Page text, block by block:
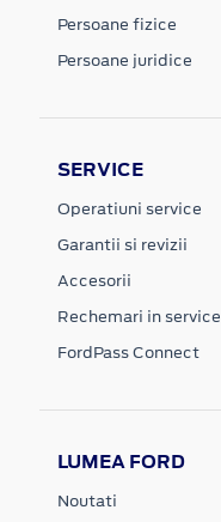
Persoane fizice
Persoane juridice
SERVICE
Operatiuni service
Garantii si revizii
Accesorii
Rechemari in service
FordPass Connect
LUMEA FORD
Noutati